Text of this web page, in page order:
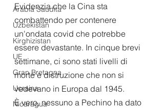
Arabia Saudita
Uzbekistan
Kirghizistan
UE
Gran Bretagna
Ucraina
Nicaragua
Evidenzia che la Cina sta
combattendo per contenere
un'ondata covid che potrebbe
essere devastante. In cinque brevi
settimane, ci sono stati livelli di
morte e distruzione che non si
vedevano in Europa dal 1945.
È vero, nessuno a Pechino ha dato